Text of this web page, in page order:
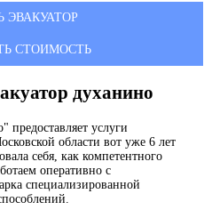
ЭВАКУАТОР
СТОИМОСТЬ
духанино
услуги
области вот уже 6 лет
себя, как компетентного
оперативно с
специализированной